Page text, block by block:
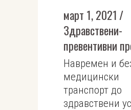
март 1, 2021
Здравствени-
превентивни
Навремен и
медицински
транспорт до
здравствени